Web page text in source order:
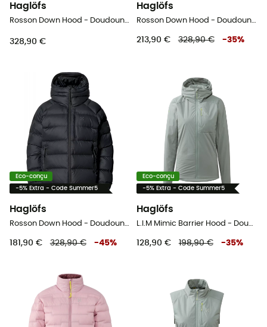
Haglöfs
Rosson Down Hood - Doudoune femme
328,90 €
Haglöfs
Rosson Down Hood - Doudoune femme
213,90 € 328,90 € -35%
Eco-conçu
-5% Extra - Code Summer5
Haglöfs
Rosson Down Hood - Doudoune femme
181,90 € 328,90 € -45%
Eco-conçu
-5% Extra - Code Summer5
Haglöfs
L.I.M Mimic Barrier Hood - Doudoune femme
128,90 € 198,90 € -35%